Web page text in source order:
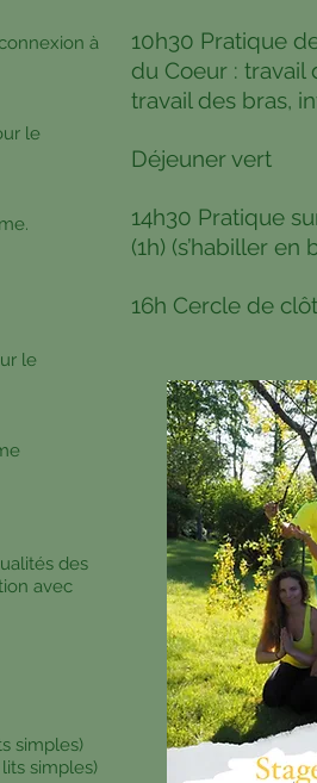
à
le
le
des
avec
simples)
simples)
10h30 Pratique
du Coeur : travail
travail des bras,
Déjeuner vert
14h30 Pratique
(1h) (s’habiller en
16h Cercle de